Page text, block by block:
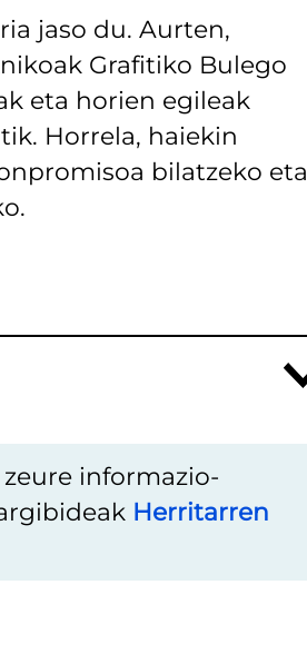
jaso du. Aurten,
Grafitiko Bulego
eta horien egileak
Horrela, haiekin
bilatzeko
informazio-
Herritarren